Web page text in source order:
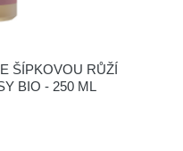
ŠÍPKOVOU RŮŽÍ
BIO - 250 ML